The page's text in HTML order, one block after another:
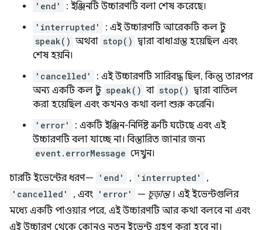
'end' : ইঞ্জিনটি উচ্চারণটি বলা শেষ করেছে।
'interrupted' : এই উচ্চারণটি আরেকটি কল টু
speak() অথবা stop() দ্বারা বাধাগ্রস্ত হয়েছিল এবং
শেষ হয়নি।
'cancelled'
: এই উচ্চারণটি সারিবদ্ধ ছিল, কিন্তু তারপর
অন্য একটি কল টু speak() বা stop() দ্বারা বাতিল
করা হয়েছিল এবং কখনও কথা বলা শুরু করেনি।
'error'
: একটি ইঞ্জিন-নির্দিষ্ট ত্রুটি ঘটেছে এবং এই
উচ্চারণটি বলা যাচ্ছে না। বিস্তারিত জানার জন্য
event.errorMessage দেখুন।
চারটি ইভেন্টের ধরণ— 'end' , 'interrupted' ,
'cancelled' , এবং 'error' — চূড়ান্ত। এই ইভেন্টগুলির
মধ্যে একটি পাওয়ার পরে, এই উচ্চারণটি আর কথা বলবে না এবং
এই উচ্চারণ থেকে কোনও নতুন ইভেন্ট গ্রহণ করা হবে না।